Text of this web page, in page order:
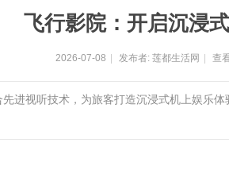
飞行影院：开启沉浸
2026-07-08 发布者: 莲都生活网 查
进视听技术，为旅客打造沉浸式机上娱乐